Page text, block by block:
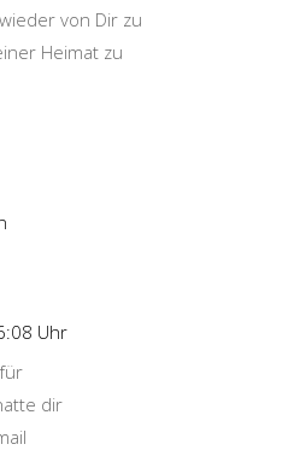
von Dir zu
Heimat zu
Uhr
dir